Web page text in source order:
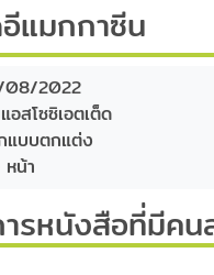
แมกกาซีน
2022
สโซซิเอตเต็ด
แบบตกแต่ง
น้า
ารหนังสือที่มีคน